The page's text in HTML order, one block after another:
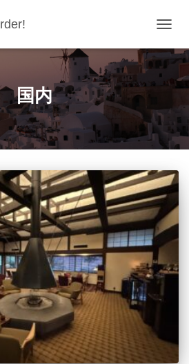
ビ
ゲ
え
国内